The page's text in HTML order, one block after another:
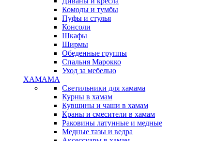
Комоды и тумбы
Пуфы и стулья
Консоли
Шкафы
Ширмы
Обеденные группы
Спальня Марокко
Уход за мебелью
ХАМАМА
Светильники для хамама
Курны в хамам
Кувшины и чаши в хамам
Краны и смесители в хамам
Раковины латунные и медные
Медные тазы и ведра